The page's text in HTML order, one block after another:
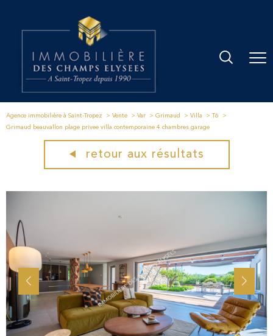
Agence immobilière à Saint-Tropez Vente Var Grimaud Villa
T6
Grimaud beauvallon plage privee villa contemporaine 4 chambres garage
retour aux résultats